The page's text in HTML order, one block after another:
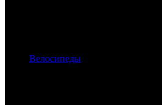
Велосипеды